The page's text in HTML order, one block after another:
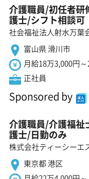
介護職員/初任者
護士/シフト相談可
社会福祉法人射水万葉
富山県 滑川市
月給18万3,000円
正社員
Sponsored by
介護職員/介護福
護士/日勤のみ
株式会社ティーシーエ
東京都 港区